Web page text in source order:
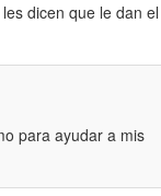
dicen que le dan el
para ayudar a mis